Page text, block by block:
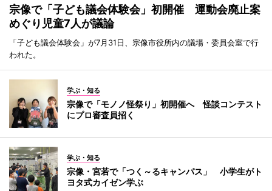
宗像で「子ども議会体験会」初開催 運動会廃止案
めぐり児童7人が議論
「子ども議会体験会」が7月31日、宗像市役所内の議場・委員会室で行
われた。
学ぶ・知る
宗像で「モノノ怪祭り」初開催へ 怪談コンテスト
にプロ審査員招く
学ぶ・知る
宗像・宮若で「つく～るキャンパス」 小学生がト
ヨタ式カイゼン学ぶ